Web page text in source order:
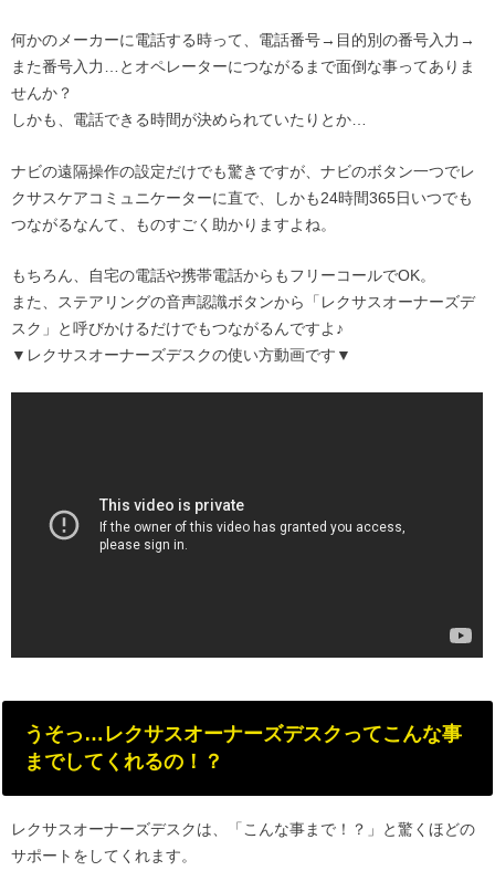
何かのメーカーに電話する時って、電話番号→目的別の番号入力→
また番号入力…とオペレーターにつながるまで面倒な事ってありま
せんか？
しかも、電話できる時間が決められていたりとか…
ナビの遠隔操作の設定だけでも驚きですが、ナビのボタン一つでレ
クサスケアコミュニケーターに直で、しかも24時間365日いつでも
つながるなんて、ものすごく助かりますよね。
もちろん、自宅の電話や携帯電話からもフリーコールでOK。
また、ステアリングの音声認識ボタンから「レクサスオーナーズデ
スク」と呼びかけるだけでもつながるんですよ♪
▼レクサスオーナーズデスクの使い方動画です▼
うそっ…レクサスオーナーズデスクってこんな事
までしてくれるの！？
レクサスオーナーズデスクは、「こんな事まで！？」と驚くほどの
サポートをしてくれます。